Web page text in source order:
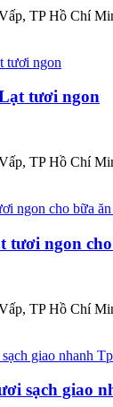
TP Hồ Chí
tươi ngon
TP Hồ Chí
tươi ngon
TP Hồ Chí
sạch giao